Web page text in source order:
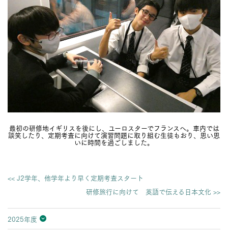
最初の研修地イギリスを後にし、ユーロスターでフランスへ。車内では
談笑したり、定期考査に向けて演習問題に取り組む生徒もおり、思い思
いに時間を過ごしました。
<< J2学年、他学年より早く定期考査スタート
研修旅行に向けて 英語で伝える日本文化 >>
2025年度
2026年度
2025年度
2024年度
2023年度
2022年度
2021年度
2020年度
2019年度
2018年度
2017年度
2016年度
2015年度
2014年度
2013年度